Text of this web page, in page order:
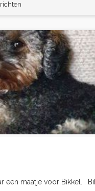
een maatje voor Bikkel. .